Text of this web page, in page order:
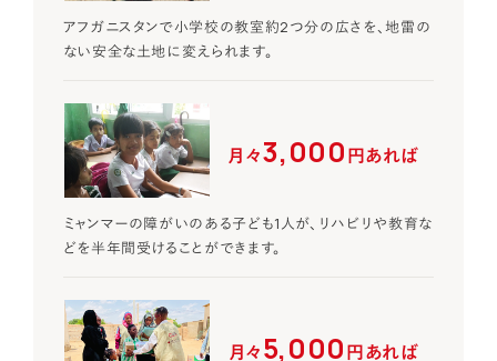
アフガニスタンで小学校の教室約2つ分の広さを、地雷の
ない安全な土地に変えられます。
月々3,000円あれば
ミャンマーの障がいのある子ども1人が、リハビリや教育な
どを半年間受けることができます。
月々5,000円あれば